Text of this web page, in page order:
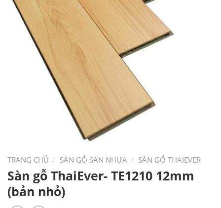
TRANG CHỦ / SÀN GỖ SÀN NHỰA / SÀN GỖ THAIEVER
Sàn gỗ ThaiEver- TE1210 12mm
(bản nhỏ)